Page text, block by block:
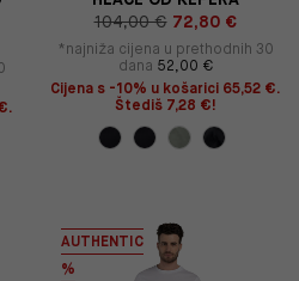
104,00 € 72,80 €
*najniža cijena u prethodnih 30
dana 52,00 €
Cijena s -10% u košarici 65,52 €.
Štediš 7,28 €!
AUTHENTIC
%